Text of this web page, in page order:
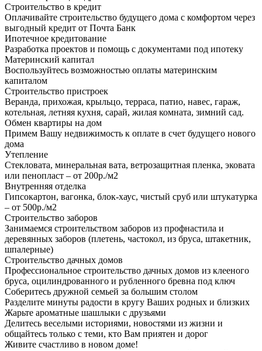
Строительство в кредит
Оплачивайте строительство будущего дома с комфортом через
выгодный кредит от Почта Банк
Ипотечное кредитование
Разработка проектов и помощь с документами под ипотеку
Материнский капитал
Воспользуйтесь возможностью оплаты материнским
капиталом
Строительство пристроек
Веранда, прихожая, крыльцо, терраса, патио, навес, гараж,
котельная, летняя кухня, сарай, жилая комната, зимний сад.
Обмен квартиры на дом
Примем Вашу недвижимость к оплате в счет будущего нового
дома
Утепление
Стекловата, минеральная вата, ветрозащитная пленка, эковата
или пенопласт – от 200р./м2
Внутренняя отделка
Гипсокартон, вагонка, блок-хаус, чистый сруб или штукатурка
– от 500р./м2
Строительство заборов
Занимаемся строительством заборов из профнастила и
деревянных заборов (плетень, частокол, из бруса, штакетник,
шпалерные)
Строительство дачных домов
Профессиональное строительство дачных домов из клееного
бруса, оцилиндрованного и рубленного бревна под ключ
Соберитесь дружной семьей за большим столом
Разделите минуты радости в кругу Ваших родных и близких
Жарьте ароматные шашлыки с друзьями
Делитесь веселыми историями, новостями из жизни и
общайтесь только с теми, кто Вам приятен и дорог
Живите счастливо в новом доме!